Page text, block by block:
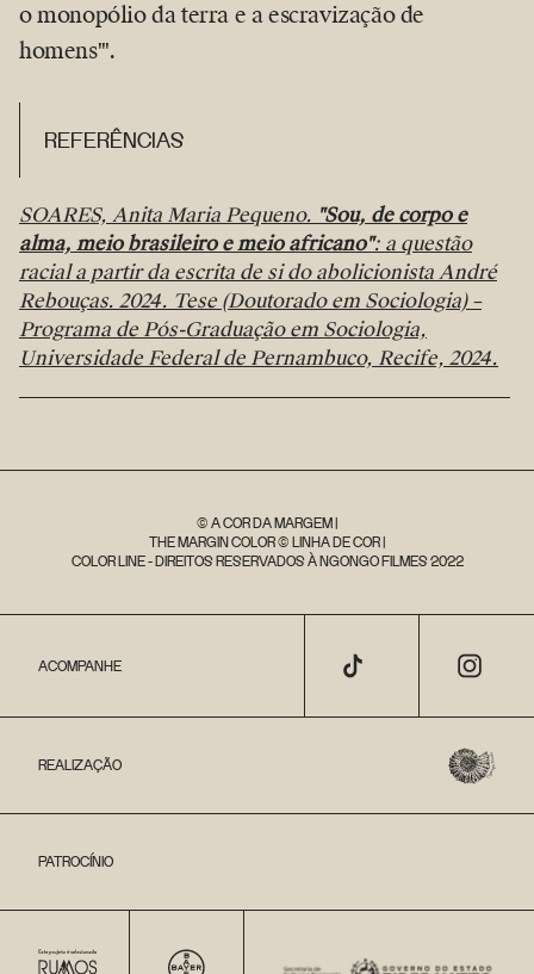
o monopólio da terra e a escravização de
homens' .
REFERÊNCIAS
SOARES, Anita Maria Pequeno. "Sou, de corpo e
alma, meio brasileiro e meio africano": a questão
racial a partir da escrita de si do abolicionista André
Rebouças. 2024. Tese (Doutorado em Sociologia) –
Programa de Pós-Graduação em Sociologia,
Universidade Federal de Pernambuco, Recife, 2024.
© A COR DA MARGEM |
THE MARGIN COLOR © LINHA DE COR |
COLOR LINE - DIREITOS RESERVADOS À NGONGO FILMES 2022
ACOMPANHE
REALIZAÇÃO
PATROCÍNIO